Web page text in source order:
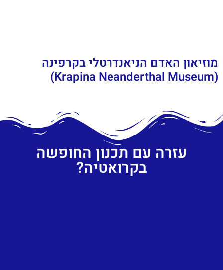
מוזיאון האדם הניאנדרטלי בקרפינה
(Krapina Neanderthal Museum)
עזרה עם תכנון החופשה
בקרואטיה?